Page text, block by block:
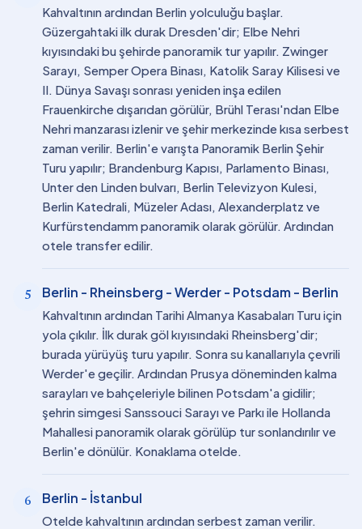
Kahvaltının ardından Berlin yolculuğu başlar.
Güzergahtaki ilk durak Dresden'dir; Elbe Nehri
kıyısındaki bu şehirde panoramik tur yapılır. Zwinger
Sarayı, Semper Opera Binası, Katolik Saray Kilisesi ve
II. Dünya Savaşı sonrası yeniden inşa edilen
Frauenkirche dışarıdan görülür, Brühl Terası'ndan Elbe
Nehri manzarası izlenir ve şehir merkezinde kısa serbest
zaman verilir. Berlin'e varışta Panoramik Berlin Şehir
Turu yapılır; Brandenburg Kapısı, Parlamento Binası,
Unter den Linden bulvarı, Berlin Televizyon Kulesi,
Berlin Katedrali, Müzeler Adası, Alexanderplatz ve
Kurfürstendamm panoramik olarak görülür. Ardından
otele transfer edilir.
5 Berlin - Rheinsberg - Werder - Potsdam - Berlin
Kahvaltının ardından Tarihi Almanya Kasabaları Turu için
yola çıkılır. İlk durak göl kıyısındaki Rheinsberg'dir;
burada yürüyüş turu yapılır. Sonra su kanallarıyla çevrili
Werder'e geçilir. Ardından Prusya döneminden kalma
sarayları ve bahçeleriyle bilinen Potsdam'a gidilir;
şehrin simgesi Sanssouci Sarayı ve Parkı ile Hollanda
Mahallesi panoramik olarak görülüp tur sonlandırılır ve
Berlin'e dönülür. Konaklama otelde.
6 Berlin - İstanbul
Otelde kahvaltının ardından serbest zaman verilir.